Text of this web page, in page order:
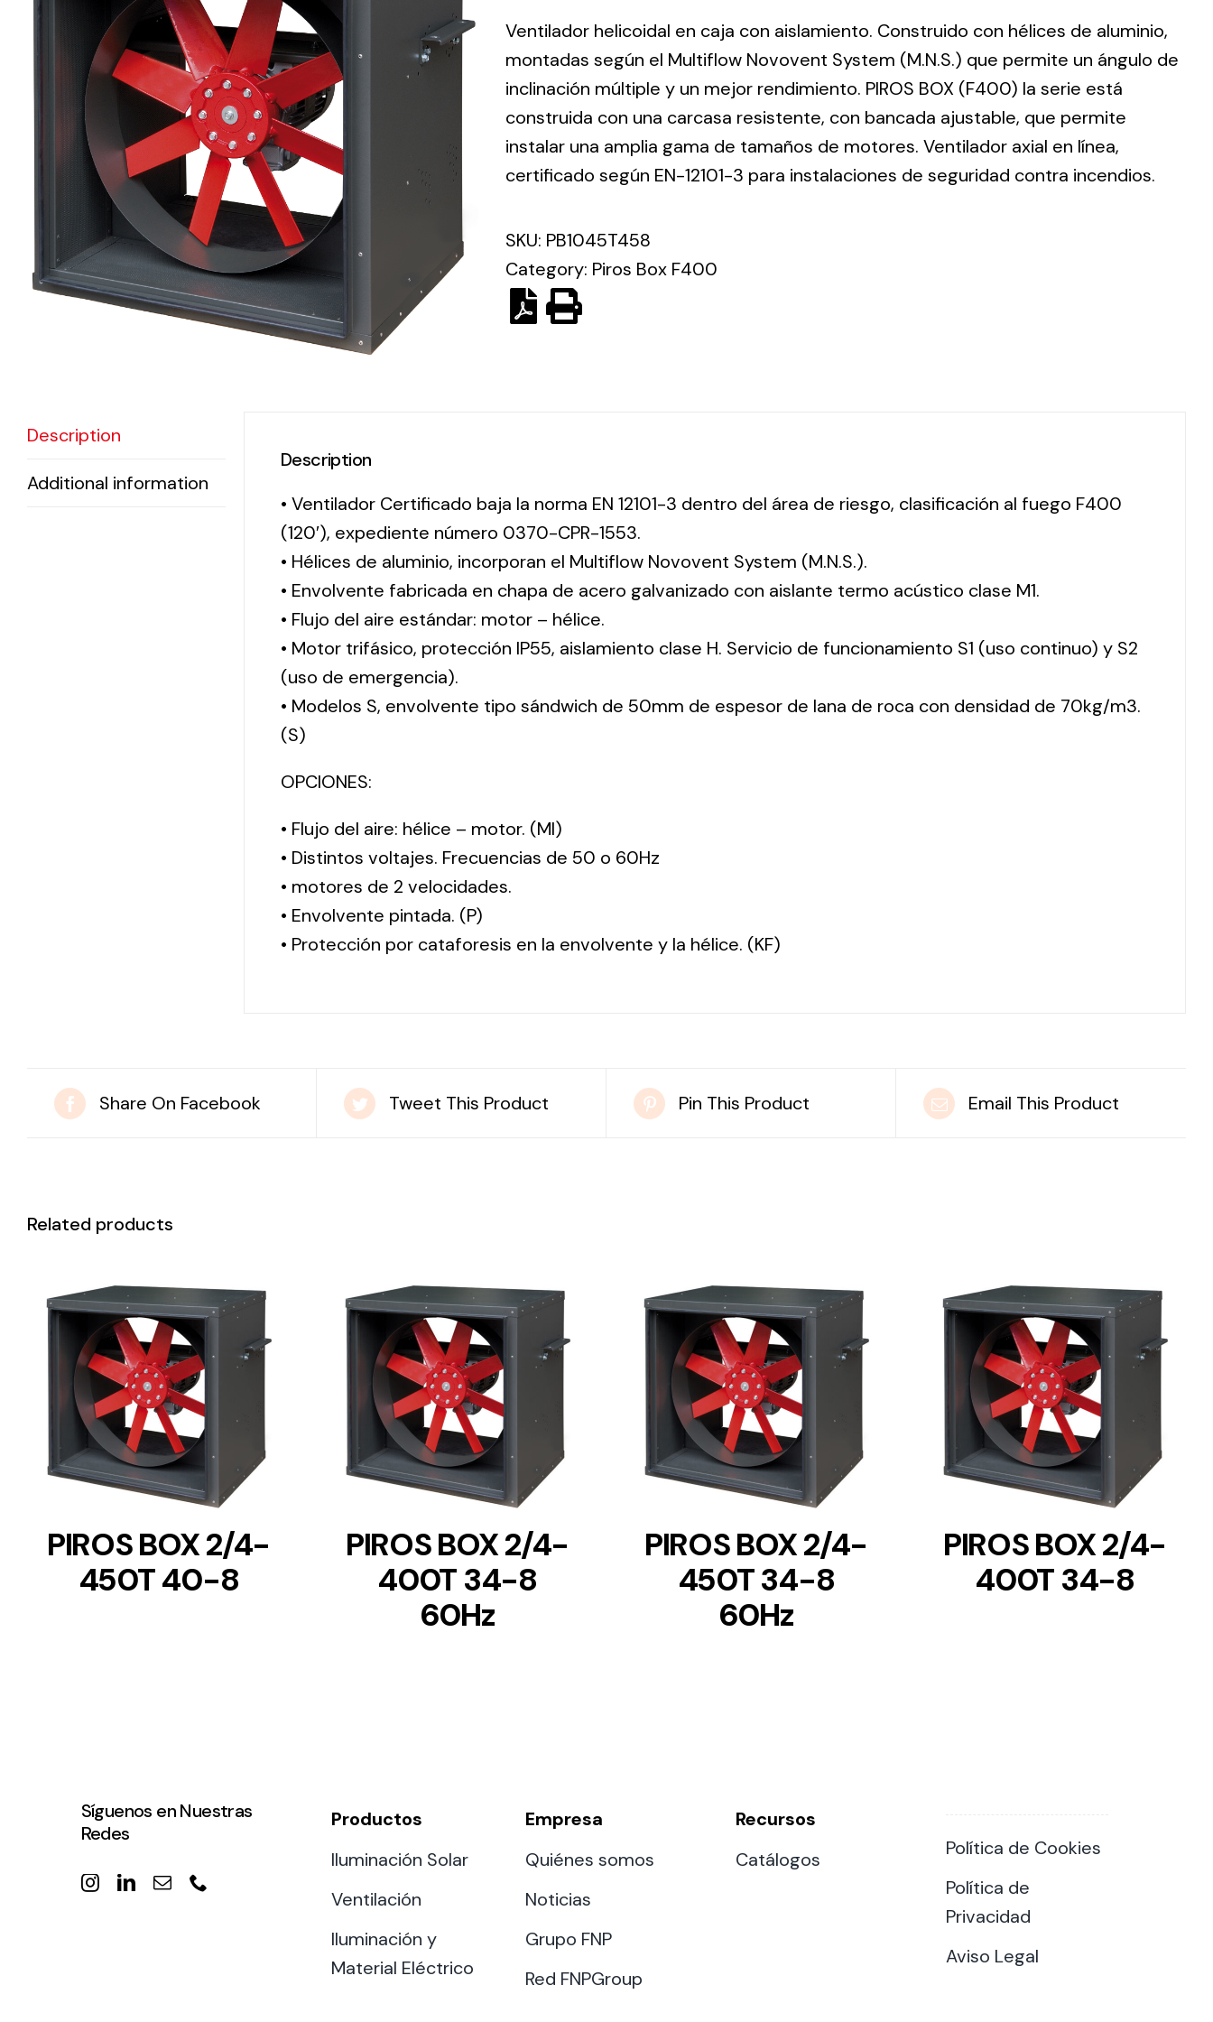
Electrical
Equipment
solutions in
lighting and
electrical
material for
each project
Ventilation
The
incorporation of
Novovent into
offer of
ventilation
products for
different uses
Solar lighting
solutions for all
Ventilador helicoidal en caja con aislamiento. Construido con hélices de aluminio,
montadas según el Multiflow Novovent System (M.N.S.) que permite un ángulo de
inclinación múltiple y un mejor rendimiento. PIROS BOX (F400) la serie está
construida con una carcasa resistente, con bancada ajustable, que permite
instalar una amplia gama de tamaños de motores. Ventilador axial en línea,
certificado según EN-12101-3 para instalaciones de seguridad contra incendios.
SKU: PB1045T458
Category: Piros Box F400
Description
Additional information
Description
• Ventilador Certificado baja la norma EN 12101-3 dentro del área de riesgo, clasificación al fuego F400
(120′), expediente número 0370-CPR-1553.
• Hélices de aluminio, incorporan el Multiflow Novovent System (M.N.S.).
• Envolvente fabricada en chapa de acero galvanizado con aislante termo acústico clase M1.
• Flujo del aire estándar: motor – hélice.
• Motor trifásico, protección IP55, aislamiento clase H. Servicio de funcionamiento S1 (uso continuo) y S2
(uso de emergencia).
• Modelos S, envolvente tipo sándwich de 50mm de espesor de lana de roca con densidad de 70kg/m3.
(S)
OPCIONES:
• Flujo del aire: hélice – motor. (MI)
• Distintos voltajes. Frecuencias de 50 o 60Hz
• motores de 2 velocidades.
• Envolvente pintada. (P)
• Protección por cataforesis en la envolvente y la hélice. (KF)
Share On Facebook Tweet This Product Pin This Product Email This Product
Related products
DETAILS
PIROS BOX 2/4-
450T 40-8
DETAILS
PIROS BOX 2/4-
400T 34-8
60Hz
DETAILS
PIROS BOX 2/4-
450T 34-8
60Hz
DETAILS
PIROS BOX 2/4-
400T 34-8
Síguenos en Nuestras
Redes
Productos
Iluminación Solar
Ventilación
Iluminación y
Material Eléctrico
Empresa
Quiénes somos
Noticias
Grupo FNP
Red FNPGroup
Recursos
Catálogos
Política de Cookies
Política de
Privacidad
Aviso Legal